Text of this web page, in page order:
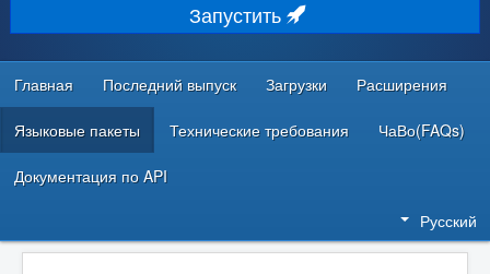
СООБЩЕСТВО И ПОДДЕРЖКА
РЕСУРСЫ ДЛЯ РАЗРАБОТЧИКОВ
Запустить
Главная Последний выпуск Загрузки Расширения
Языковые пакеты Технические требования ЧаВо(FAQs)
Документация по API
Русский